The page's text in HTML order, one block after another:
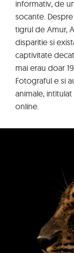
informativ, de
socante.
tigrul de Amur,
disparitie si
captivitate
mai erau doar
Fotograful e si
animale,
online.